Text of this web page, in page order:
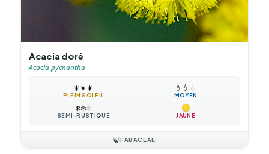
Acacia doré
Acacia pycnantha
☀️☀️☀️
PLEIN SOLEIL
💧 💧 💧
MOYEN
❄️❄️❄️
SEMI-RUSTIQUE JAUNE
🍃FABACEAE